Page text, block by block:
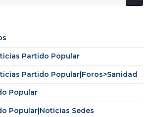
Partido Popular
Partido Popular|Foros>Sanidad
Popular
Popular|Noticias Sedes